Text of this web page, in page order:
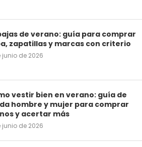
de verano: guía para comprar
zapatillas y marcas con criterio
junio de 2026
vestir bien en verano: guía de
hombre y mujer para comprar
y acertar más
junio de 2026